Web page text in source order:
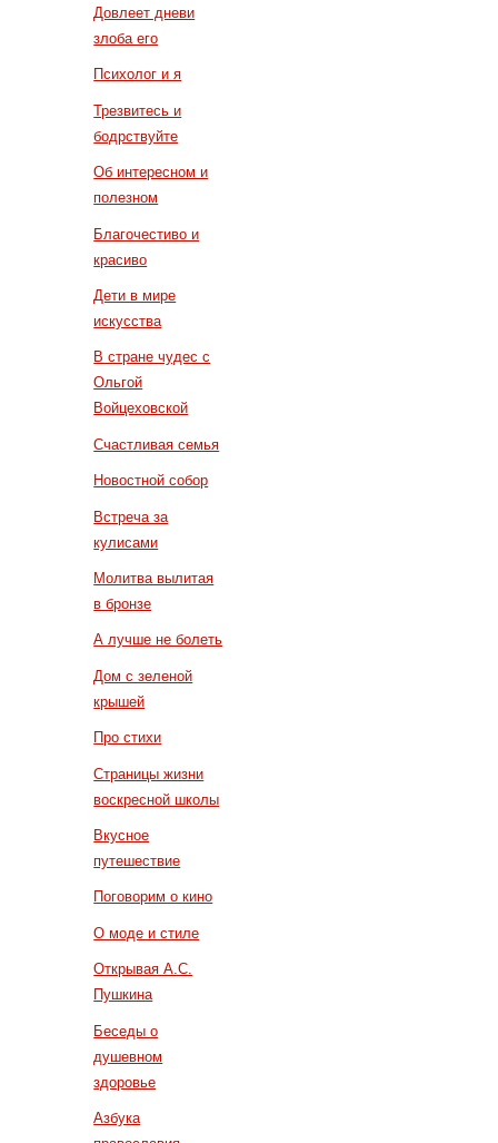
Довлеет дневи
злоба его
Психолог и я
Трезвитесь и
бодрствуйте
Об интересном и
полезном
Благочестиво и
красиво
Дети в мире
искусства
В стране чудес с
Ольгой
Войцеховской
Счастливая семья
Новостной собор
Встреча за
кулисами
Молитва вылитая
в бронзе
А лучше не болеть
Дом с зеленой
крышей
Про стихи
Страницы жизни
воскресной школы
Вкусное
путешествие
Поговорим о кино
О моде и стиле
Открывая А.С.
Пушкина
Беседы о
душевном
здоровье
Азбука